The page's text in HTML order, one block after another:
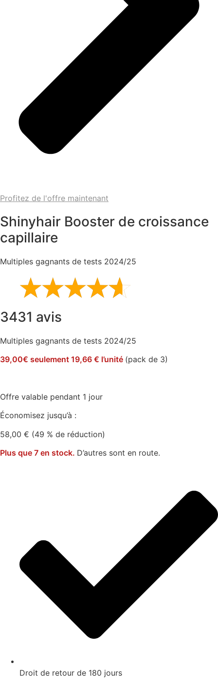
Profitez de l'offre maintenant
Shinyhair Booster de croissance
capillaire
Multiples gagnants de tests 2024/25
3431 avis
Multiples gagnants de tests 2024/25
39,00€ seulement 19,66 € l’unité (pack de 3)
Offre valable pendant 1 jour
Économisez jusqu’à :
58,00 € (49 % de réduction)
Plus que 7 en stock. D’autres sont en route.
Droit de retour de 180 jours